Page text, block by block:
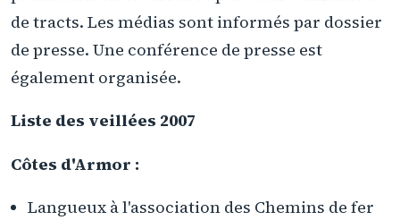
de tracts. Les médias sont informés par dossier
de presse. Une conférence de presse est
également organisée.
Liste des veillées 2007
Côtes d'Armor :
Langueux à l'association des Chemins de fer